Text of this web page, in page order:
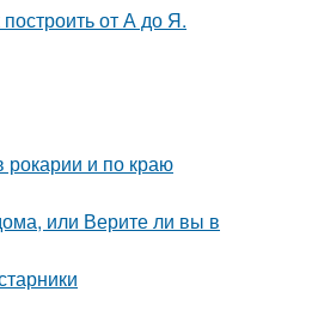
от А до Я.
рокарии и по краю
или Верите ли вы в